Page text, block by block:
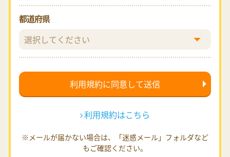
都道府県
利用規約はこちら
※メールが届かない場合は、「迷惑メール」フォルダなど
もご確認ください。